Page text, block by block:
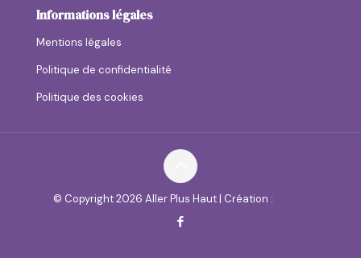
Informations légales
Mentions légales
Politique de confidentialité
Politique des cookies
© Copyright2026 Aller Plus Haut | Création :